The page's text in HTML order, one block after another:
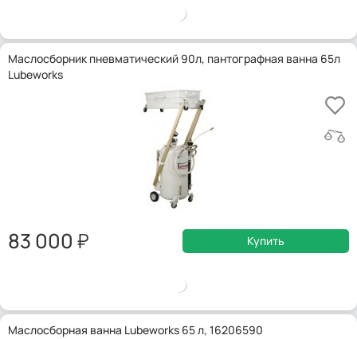
Маслосборник пневматический 90л, пантографная ванна 65л
Lubeworks
83 000 Купить
Маслосборная ванна Lubeworks 65 л, 16206590